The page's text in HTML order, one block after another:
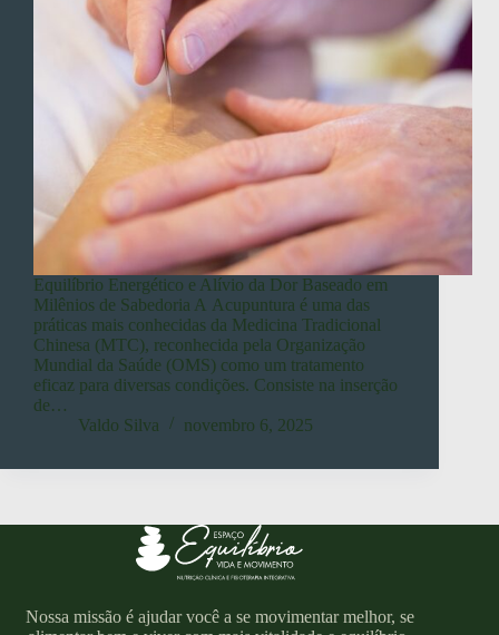
Equilíbrio Energético e Alívio da Dor Baseado em
Milênios de Sabedoria A Acupuntura é uma das
práticas mais conhecidas da Medicina Tradicional
Chinesa (MTC), reconhecida pela Organização
Mundial da Saúde (OMS) como um tratamento
eficaz para diversas condições. Consiste na inserção
de…
Valdo Silva
novembro 6, 2025
Nossa missão é ajudar você a se movimentar melhor, se